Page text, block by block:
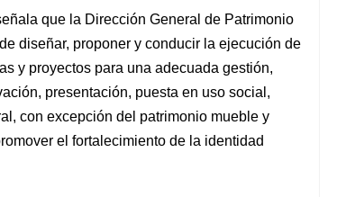
que la Dirección General de Patrimonio
diseñar, proponer y conducir la ejecución de
y proyectos para una adecuada gestión,
presentación, puesta en uso social,
con excepción del patrimonio mueble y
el fortalecimiento de la identidad